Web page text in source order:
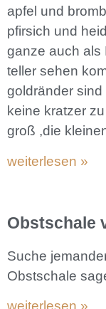
apfel und
pfirsich und
ganze auch als
teller sehen
goldränder
keine kratzer
groß ,die
weiterlesen »
Obstschale
Suche
Obstschale
weiterlesen »